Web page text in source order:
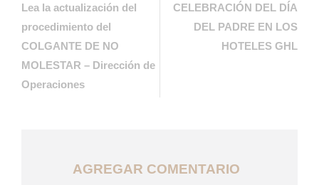
Lea la actualización del
procedimiento del
COLGANTE DE NO
MOLESTAR – Dirección de
Operaciones
CELEBRACIÓN DEL DÍA
DEL PADRE EN LOS
HOTELES GHL
AGREGAR COMENTARIO